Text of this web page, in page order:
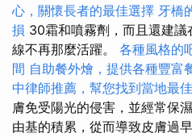
心，關懷長者的最佳選擇 牙橋
損 30霜和噴霧劑，而且還建
線不再那麼活躍。 各種風格的
間 自助餐外燴，提供各種豐富
中律師推薦，幫您找到當地最
膚免受陽光的侵害，並經常保
由基的積累，從而導致皮膚過